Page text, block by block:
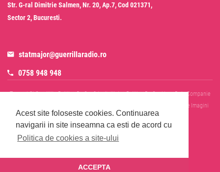
Acest site foloseste cookies. Continuarea
navigarii in site inseamna ca esti de acord cu
Politica de cookies a site-ului
ACCEPTA
Str. G-ral Dimitrie Salmen, Nr. 20, Ap.7, Cod 021371,
Sector 2, Bucuresti.
statmajor@guerrillaradio.ro
0758 948 948
Termeni Si Conditii Politica De Confidentialitate Politica De Cookies
Date Companie
Informare Prelucrare Imagini
Evenimente
Cod Deontologic